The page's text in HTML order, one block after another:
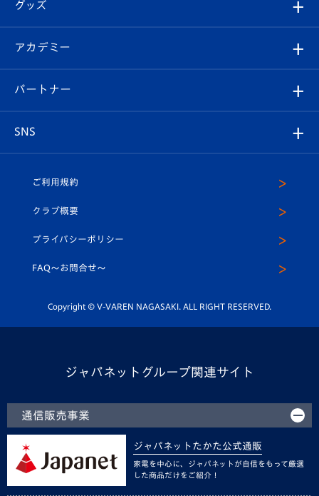
チケット
イベント
メディア
ホームタウン
スタッフプロフィール
マスコット紹介
平和祈念活動
ホームタウン活動
Revive Team
ヴィヴィくんの長崎おもてなしガイド
フォトギャラリー
スタジアムグルメ
V-LOVERS（ファンクラブ）
プレイヤーズスイート
グッズ
オンラインショップ
店舗情報
アカデミー
育成からのお知らせ
U-18
スクール
パートナー
SNS
ヴィヴィくんインスタグラム
公式LINE＠
ご利用規約
クラブ概要
プライバシーポリシー
FAQ〜お問合せ〜
Copyright © V-VAREN NAGASAKI. ALL RIGHT RESERVED.
ジャパネットグループ関連サイト
通信販売事業
ジャパネットたかた公式通販
家電を中心に、ジャパネットが自信をもって厳選
した商品だけをご紹介！